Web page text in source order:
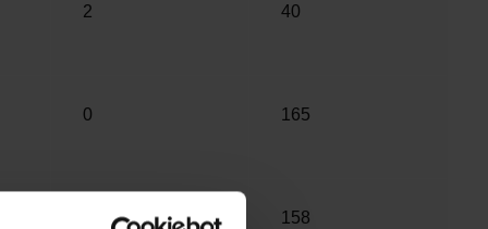
2 40
0 165
158